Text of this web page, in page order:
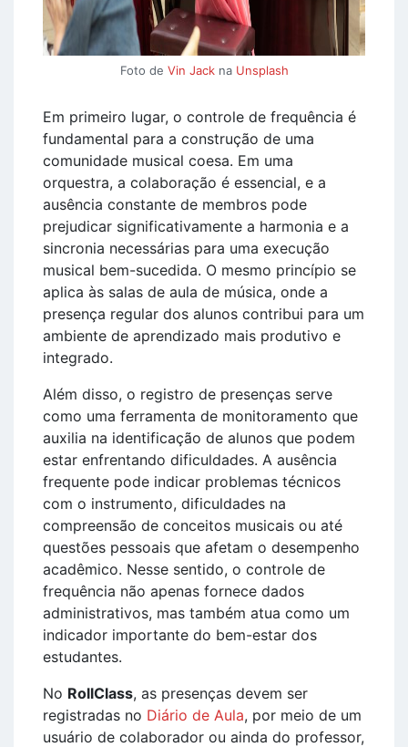
Foto de Vin Jackna Unsplash
Em primeiro lugar, o controle de frequência é
fundamental para a construção de uma
comunidade musical coesa. Em uma
orquestra, a colaboração é essencial, e a
ausência constante de membros pode
prejudicar significativamente a harmonia e a
sincronia necessárias para uma execução
musical bem-sucedida. O mesmo princípio se
aplica às salas de aula de música, onde a
presença regular dos alunos contribui para um
ambiente de aprendizado mais produtivo e
integrado.
Além disso, o registro de presenças serve
como uma ferramenta de monitoramento que
auxilia na identificação de alunos que podem
estar enfrentando dificuldades. A ausência
frequente pode indicar problemas técnicos
com o instrumento, dificuldades na
compreensão de conceitos musicais ou até
questões pessoais que afetam o desempenho
acadêmico. Nesse sentido, o controle de
frequência não apenas fornece dados
administrativos, mas também atua como um
indicador importante do bem-estar dos
estudantes.
No RollClass, as presenças devem ser
registradas no Diário de Aula, por meio de um
usuário de colaborador ou ainda do professor,